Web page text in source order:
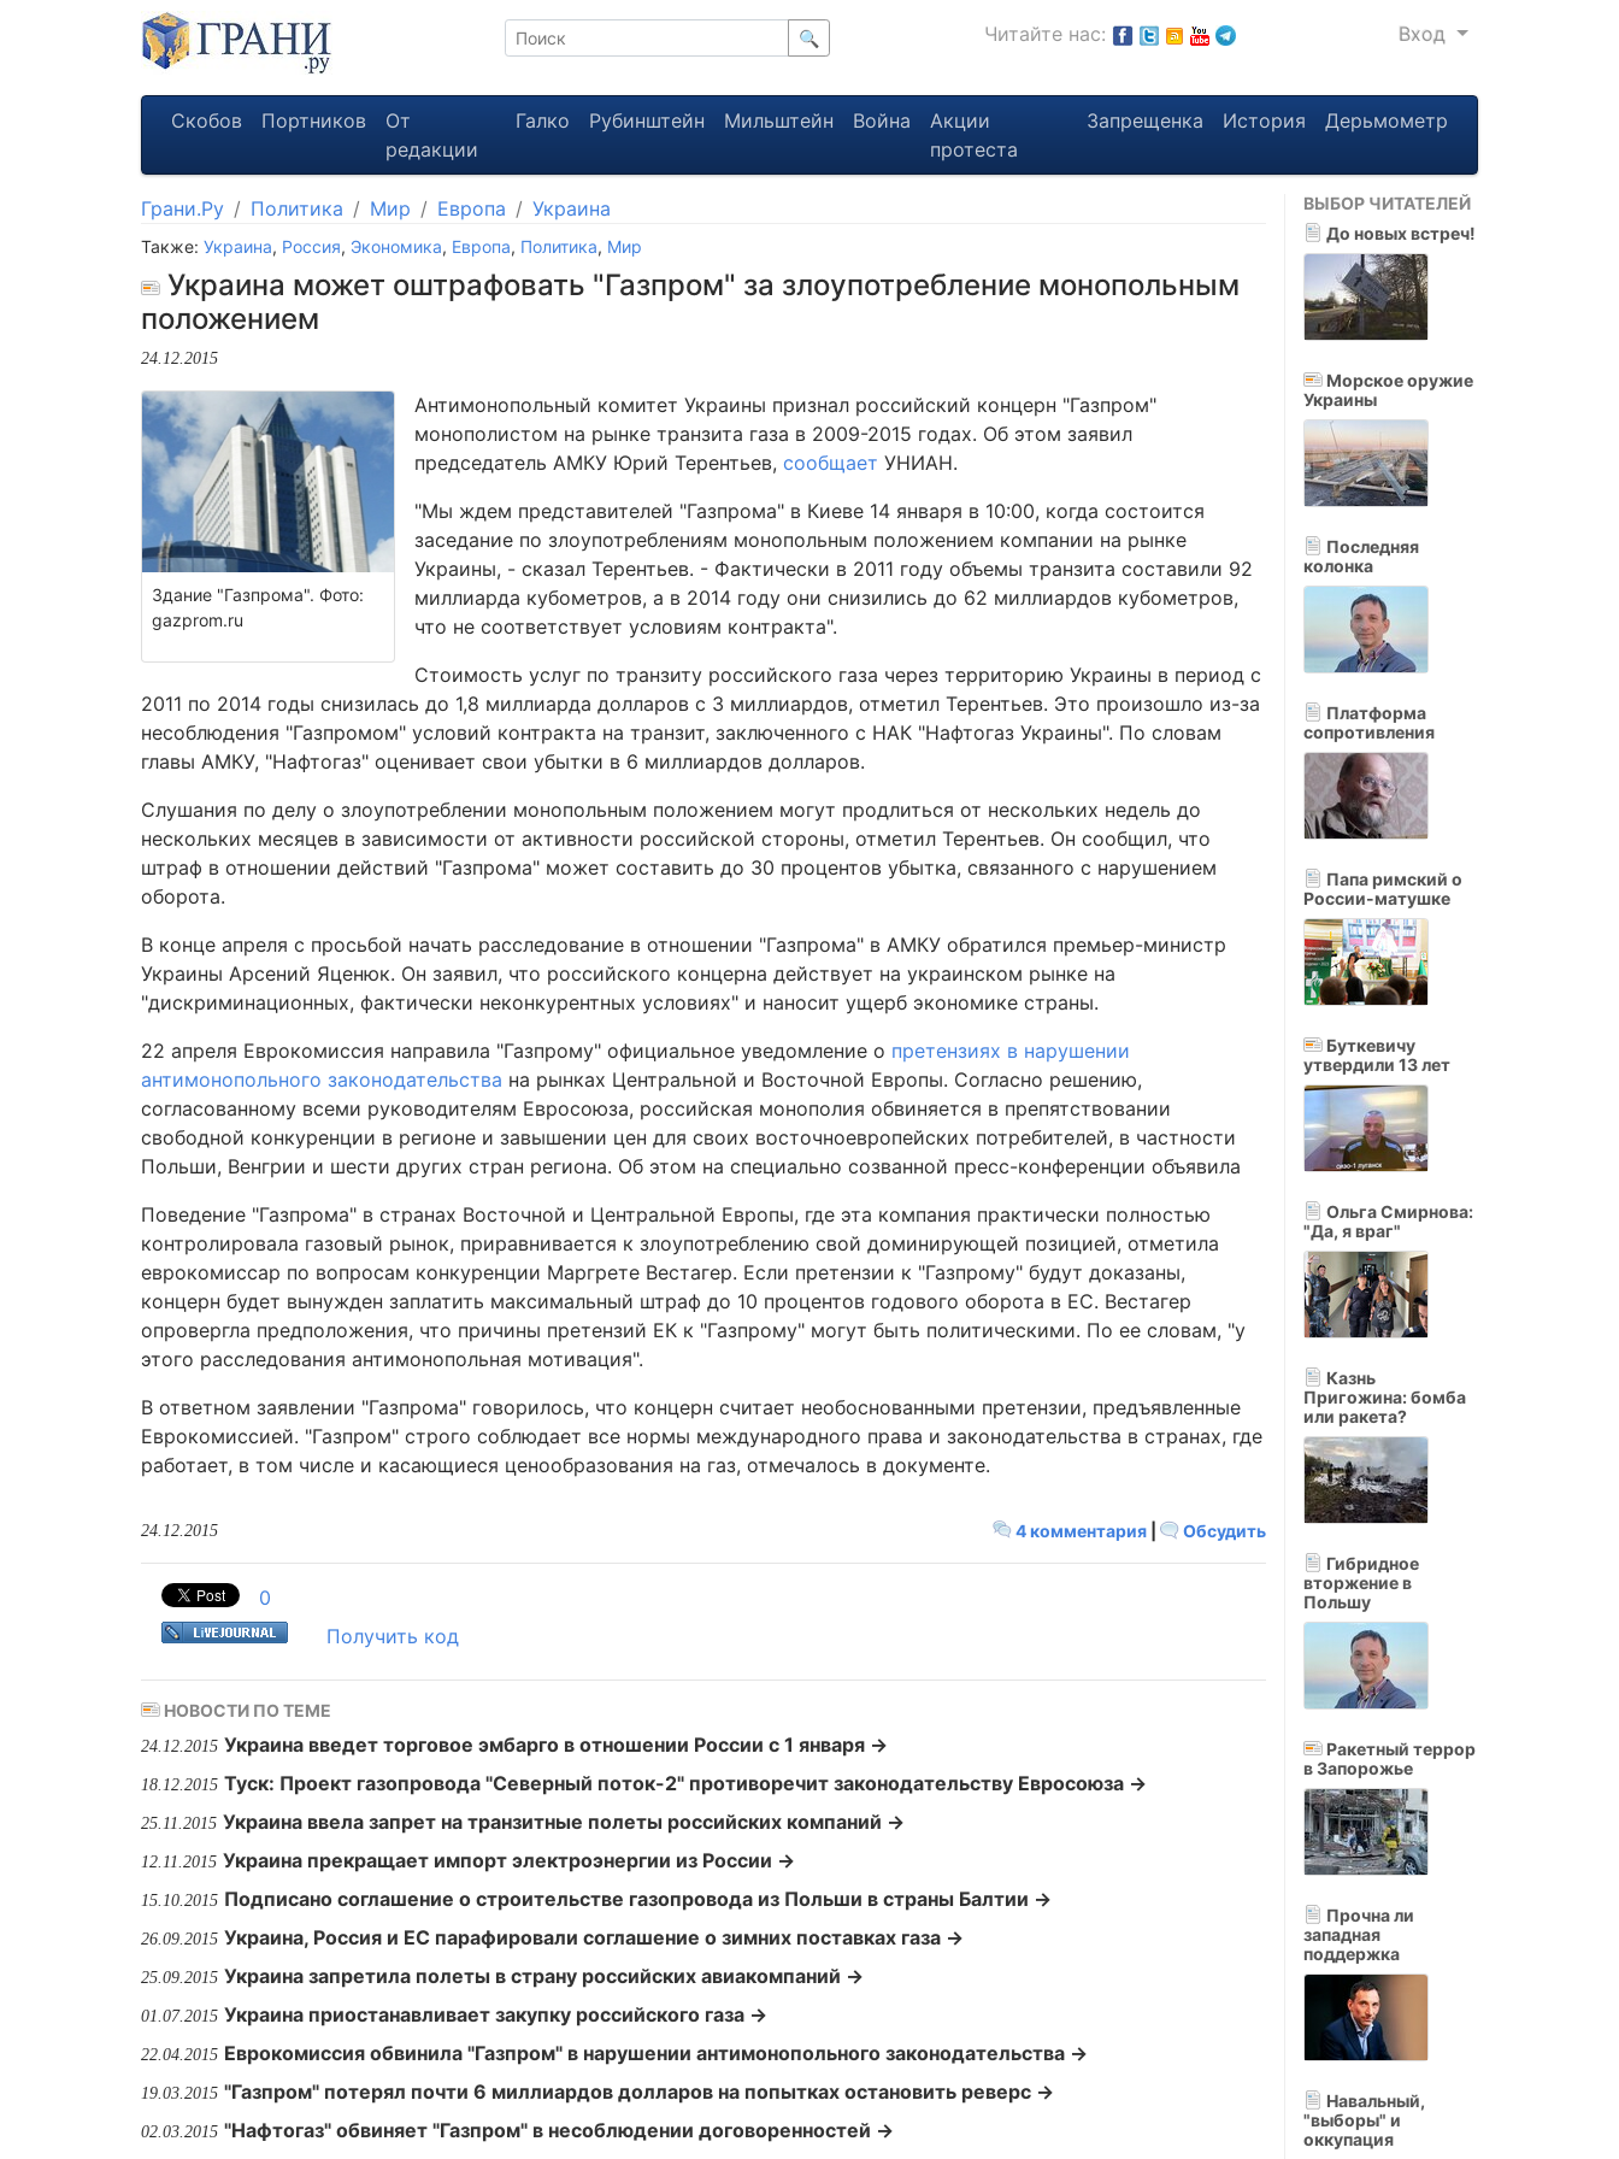
🔍 Читайте нас: Вход
Скобов Портников
От
редакции
Галко Рубинштейн Мильштейн Война
Акции
протеста
Запрещенка История Дерьмометр
Грани.Ру Политика Мир Европа Украина
Также: Украина, Россия, Экономика, Европа, Политика, Мир
Украина может оштрафовать "Газпром" за злоупотребление монопольным
положением
24.12.2015
Здание "Газпрома". Фото:
gazprom.ru
Антимонопольный комитет Украины признал российский концерн "Газпром"
монополистом на рынке транзита газа в 2009-2015 годах. Об этом заявил
председатель АМКУ Юрий Терентьев, сообщает УНИАН.
"Мы ждем представителей "Газпрома" в Киеве 14 января в 10:00, когда состоится
заседание по злоупотреблениям монопольным положением компании на рынке
Украины, - сказал Терентьев. - Фактически в 2011 году объемы транзита составили 92
миллиарда кубометров, а в 2014 году они снизились до 62 миллиардов кубометров,
что не соответствует условиям контракта".
Стоимость услуг по транзиту российского газа через территорию Украины в период с
2011 по 2014 годы снизилась до 1,8 миллиарда долларов с 3 миллиардов, отметил Терентьев. Это произошло из-за
несоблюдения "Газпромом" условий контракта на транзит, заключенного с НАК "Нафтогаз Украины". По словам
главы АМКУ, "Нафтогаз" оценивает свои убытки в 6 миллиардов долларов.
Слушания по делу о злоупотреблении монопольным положением могут продлиться от нескольких недель до
нескольких месяцев в зависимости от активности российской стороны, отметил Терентьев. Он сообщил, что
штраф в отношении действий "Газпрома" может составить до 30 процентов убытка, связанного с нарушением
оборота.
В конце апреля с просьбой начать расследование в отношении "Газпрома" в АМКУ обратился премьер-министр
Украины Арсений Яценюк. Он заявил, что российского концерна действует на украинском рынке на
"дискриминационных, фактически неконкурентных условиях" и наносит ущерб экономике страны.
22 апреля Еврокомиссия направила "Газпрому" официальное уведомление о претензиях в нарушении
антимонопольного законодательства на рынках Центральной и Восточной Европы. Согласно решению,
согласованному всеми руководителям Евросоюза, российская монополия обвиняется в препятствовании
свободной конкуренции в регионе и завышении цен для своих восточноевропейских потребителей, в частности
Польши, Венгрии и шести других стран региона. Об этом на специально созванной пресс-конференции объявила
Поведение "Газпрома" в странах Восточной и Центральной Европы, где эта компания практически полностью
контролировала газовый рынок, приравнивается к злоупотреблению свой доминирующей позицией, отметила
еврокомиссар по вопросам конкуренции Маргрете Вестагер. Если претензии к "Газпрому" будут доказаны,
концерн будет вынужден заплатить максимальный штраф до 10 процентов годового оборота в ЕС. Вестагер
опровергла предположения, что причины претензий ЕК к "Газпрому" могут быть политическими. По ее словам, "у
этого расследования антимонопольная мотивация".
В ответном заявлении "Газпрома" говорилось, что концерн считает необоснованными претензии, предъявленные
Еврокомиссией. "Газпром" строго соблюдает все нормы международного права и законодательства в странах, где
работает, в том числе и касающиеся ценообразования на газ, отмечалось в документе.
4 комментария Обсудить
24.12.2015
0
Получить код
НОВОСТИ ПО ТЕМЕ
24.12.2015 Украина введет торговое эмбарго в отношении России с 1 января →
18.12.2015 Туск: Проект газопровода "Северный поток-2" противоречит законодательству Евросоюза →
25.11.2015 Украина ввела запрет на транзитные полеты российских компаний →
12.11.2015 Украина прекращает импорт электроэнергии из России →
15.10.2015 Подписано соглашение о строительстве газопровода из Польши в страны Балтии →
26.09.2015 Украина, Россия и ЕС парафировали соглашение о зимних поставках газа →
25.09.2015 Украина запретила полеты в страну российских авиакомпаний →
01.07.2015 Украина приостанавливает закупку российского газа →
22.04.2015 Еврокомиссия обвинила "Газпром" в нарушении антимонопольного законодательства →
19.03.2015 "Газпром" потерял почти 6 миллиардов долларов на попытках остановить реверс →
02.03.2015 "Нафтогаз" обвиняет "Газпром" в несоблюдении договоренностей →
ВЫБОР ЧИТАТЕЛЕЙ
До новых встреч!
Морское оружие
Украины
Последняя
колонка
Платформа
сопротивления
Папа римский о
России-матушке
Буткевичу
утвердили 13 лет
Ольга Смирнова:
"Да, я враг"
Казнь
Пригожина: бомба
или ракета?
Гибридное
вторжение в
Польшу
Ракетный террор
в Запорожье
Прочна ли
западная
поддержка
Навальный,
"выборы" и
оккупация